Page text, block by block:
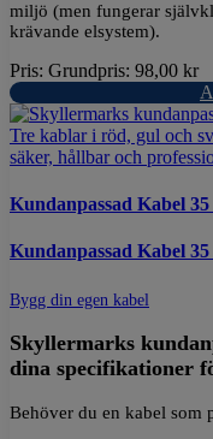
miljö (men fungerar
krävande elsystem).
Pris: Grundpris: 98,00 kr
Kundanpassad Kabel 35
Kundanpassad Kabel 35
Bygg din egen kabel
Skyllermarks
dina specifikationer
Behöver du en kabel som